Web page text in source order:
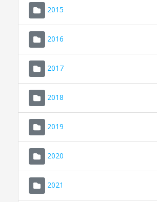
2015
2016
2017
2018
2019
2020
2021